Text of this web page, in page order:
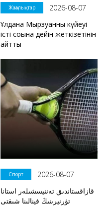
Жаңалықтар
2026-08-07
Ұлдана Мырзуанның күйеуі
істі соңына дейін жеткізетінін
айтты
Спорт
2026-08-07
قازاقستاندىق تەننيسشىلەر استانا
تۋرنيرىنىڭ فينالىنا شىقتى